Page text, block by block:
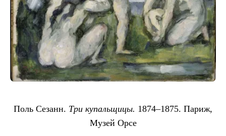
Поль Сезанн. Три купальщицы. 1874–1875. Париж,
Музей Орсе